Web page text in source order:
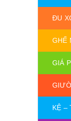
ĐU
GHẾ
GIÁ
KỆ –